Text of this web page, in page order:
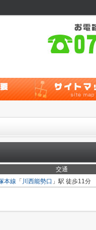
交通
本線 「 川西能勢口 」駅 徒歩11分